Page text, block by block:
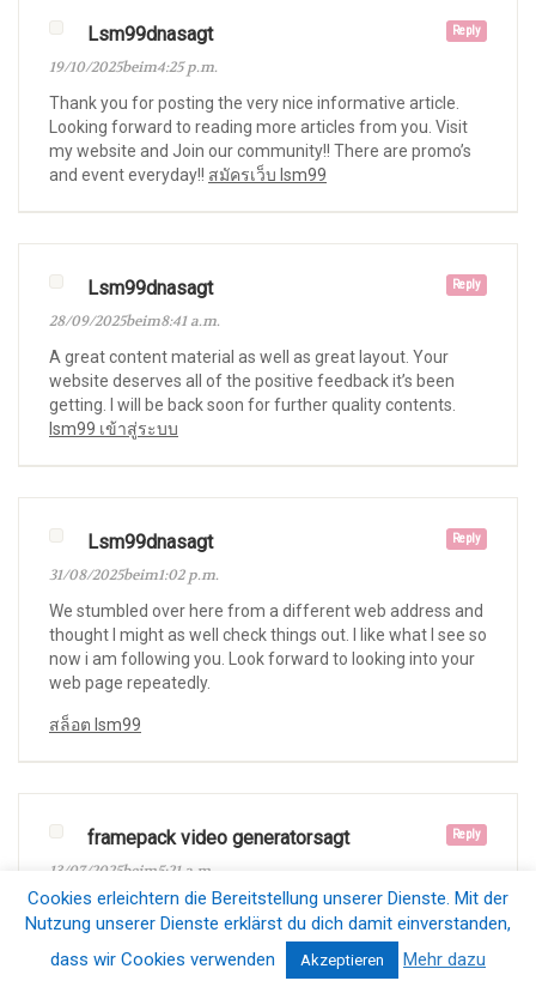
Reply
Lsm99dnasagt
19/10/2025beim4:25 p.m.
Thank you for posting the very nice informative article.
Looking forward to reading more articles from you. Visit
my website and Join our community!! There are promo’s
and event everyday!! สมัครเว็บ lsm99
Reply
Lsm99dnasagt
28/09/2025beim8:41 a.m.
A great content material as well as great layout. Your
website deserves all of the positive feedback it’s been
getting. I will be back soon for further quality contents.
lsm99 เข้าสู่ระบบ
Reply
Lsm99dnasagt
31/08/2025beim1:02 p.m.
We stumbled over here from a different web address and
thought I might as well check things out. I like what I see so
now i am following you. Look forward to looking into your
web page repeatedly.
สล็อต lsm99
Reply
framepack video generatorsagt
13/07/2025beim5:21 a.m.
Great article highlighting key issues! In my experience,
handling timeouts effectively also requires optimizing
backend processes to prevent delays. Your mention of
AssertionFailureError really clarified the challenges
Cookies erleichtern die Bereitstellung unserer Dienste. Mit der
Nutzung unserer Dienste erklärst du dich damit einverstanden,
dass wir Cookies verwenden
Akzeptieren Mehr dazu